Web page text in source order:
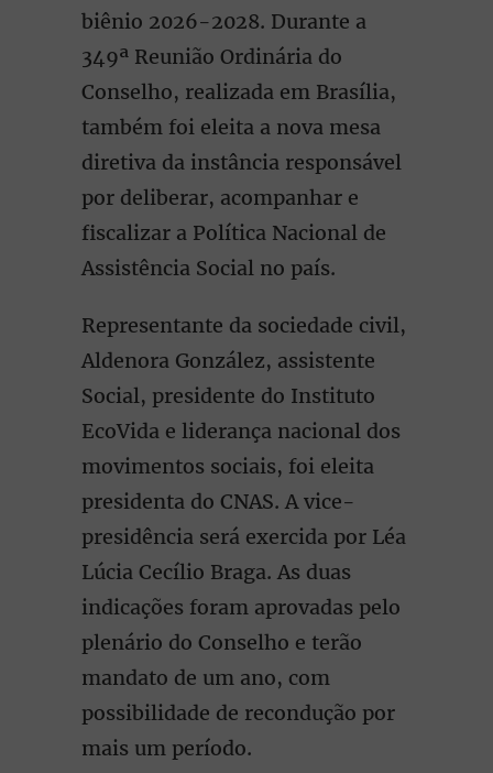
biênio 2026-2028. Durante a
349ª Reunião Ordinária do
Conselho, realizada em Brasília,
também foi eleita a nova mesa
diretiva da instância responsável
por deliberar, acompanhar e
fiscalizar a Política Nacional de
Assistência Social no país.
Representante da sociedade civil,
Aldenora González, assistente
Social, presidente do Instituto
EcoVida e liderança nacional dos
movimentos sociais, foi eleita
presidenta do CNAS. A vice-
presidência será exercida por Léa
Lúcia Cecílio Braga. As duas
indicações foram aprovadas pelo
plenário do Conselho e terão
mandato de um ano, com
possibilidade de recondução por
mais um período.